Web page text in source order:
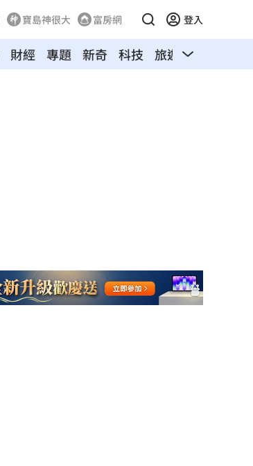
寶島神很大 富房網 登入
財經 專題 新奇 科技 旅遊 汽車